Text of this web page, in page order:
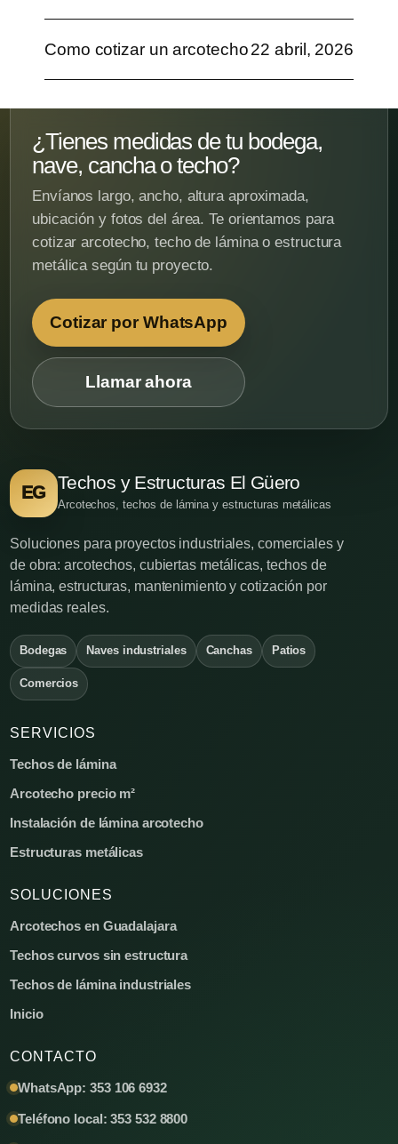
Como cotizar un arcotecho22 abril, 2026
¿Tienes medidas de tu bodega,
nave, cancha o techo?
Envíanos largo, ancho, altura aproximada,
ubicación y fotos del área. Te orientamos para
cotizar arcotecho, techo de lámina o estructura
metálica según tu proyecto.
Cotizar por WhatsApp
Llamar ahora
EG
Techos y Estructuras El Güero
Arcotechos, techos de lámina y estructuras metálicas
Soluciones para proyectos industriales, comerciales y
de obra: arcotechos, cubiertas metálicas, techos de
lámina, estructuras, mantenimiento y cotización por
medidas reales.
Bodegas Naves industriales Canchas Patios
Comercios
SERVICIOS
Techos de lámina
Arcotecho precio m²
Instalación de lámina arcotecho
Estructuras metálicas
SOLUCIONES
Arcotechos en Guadalajara
Techos curvos sin estructura
Techos de lámina industriales
Inicio
CONTACTO
WhatsApp: 353 106 6932
Teléfono local: 353 532 8800